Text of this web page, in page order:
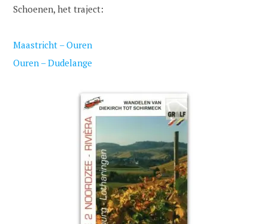
Schoenen, het traject:
Maastricht – Ouren
Ouren – Dudelange